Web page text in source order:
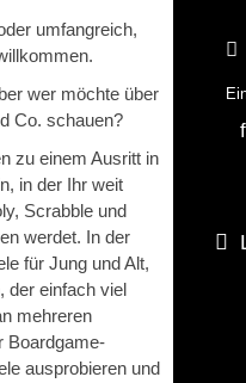
umfangreich,
wer möchte über
Co. schauen?
zu einem Ausritt in
in der Ihr weit
Scrabble und
werdet. In der
für Jung und Alt,
der einfach viel
mehreren
Boardgame-
ausprobieren und